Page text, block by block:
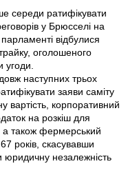
середи ратифікувати
у Брюсселі на
відбулися
оголошеного
угоди.
наступних трьох
заяви саміту
вартість, корпоративний
на розкіш для
а також фермерський
років, скасувавши
юридичну незалежність